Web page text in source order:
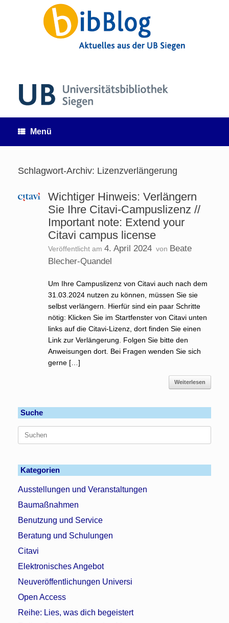
Menü
Schlagwort-Archiv: Lizenzverlängerung
Wichtiger Hinweis: Verlängern
Sie Ihre Citavi-Campuslizenz //
Important note: Extend your
Citavi campus license
Veröffentlicht am 4. April 2024 von Beate
Blecher-Quandel
Um Ihre Campuslizenz von Citavi auch nach dem
31.03.2024 nutzen zu können, müssen Sie sie
selbst verlängern. Hierfür sind ein paar Schritte
nötig: Klicken Sie im Startfenster von Citavi unten
links auf die Citavi-Lizenz, dort finden Sie einen
Link zur Verlängerung. Folgen Sie bitte den
Anweisungen dort. Bei Fragen wenden Sie sich
gerne […]
Weiterlesen
Suche
Suchen
Kategorien
Ausstellungen und Veranstaltungen
Baumaßnahmen
Benutzung und Service
Beratung und Schulungen
Citavi
Elektronisches Angebot
Neuveröffentlichungen Universi
Open Access
Reihe: Lies, was dich begeistert